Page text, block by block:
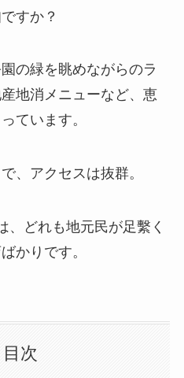
すか？
の緑を眺めながらのラ
地消メニューなど、恵
ています。
、アクセスは抜群。
、どれも地元民が足繫く
かりです。
目次